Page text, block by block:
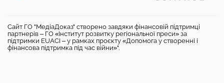
Сайт ГО "МедіаДоказ" створено завдяки фінансовій підтримці
партнерів – ГО «Інститут розвитку регіональної преси» за
підтримки EUACI – у рамках проєкту «Допомога у створенні і
фінансова підтримка під час війни»".